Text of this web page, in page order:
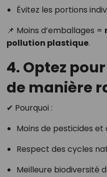
Évitez les portions
📌 Moins d’emballages =
pollution plastique.
4. Optez
de manière
✔ Pourquoi :
Moins de pesticides et
Respect des cycles
Meilleure biodiversité